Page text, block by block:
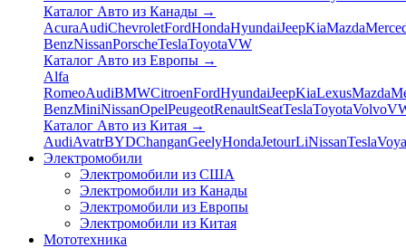
Каталог Авто из Канады →
AcuraAudiChevroletFordHondaHyundaiJeepKiaMazda
BenzNissanPorscheTeslaToyotaVW
Каталог Авто из Европы →
Alfa
RomeoAudiBMWCitroenFordHyundaiJeepKiaLexusMazda
BenzMiniNissanOpelPeugeotRenaultSeatTeslaToyotaVolvo
Каталог Авто из Китая →
AudiAvatrBYDChanganGeelyHondaJetourLiNissanTesla
Электромобили
Электромобили из США
Электромобили из Канады
Электромобили из Европы
Электромобили из Китая
Мототехника